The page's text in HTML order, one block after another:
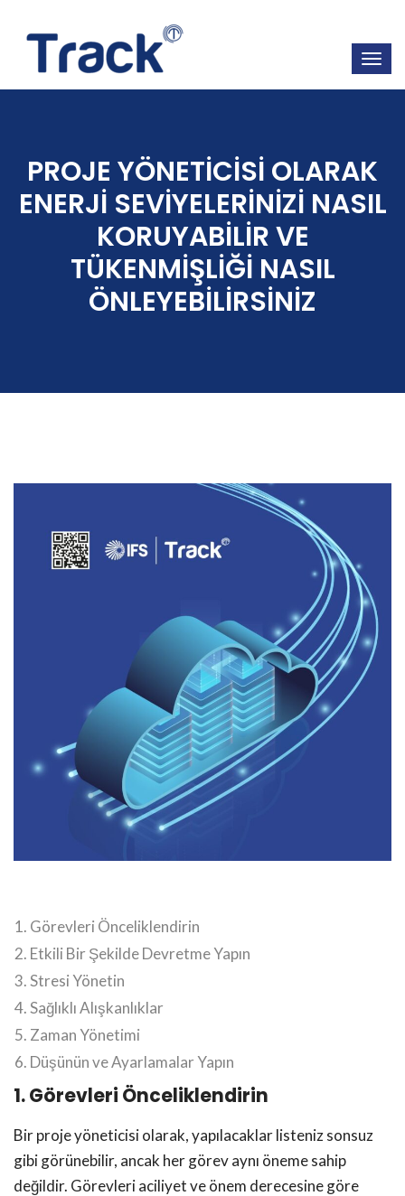
PROJE YÖNETİCİSİ OLARAK
ENERJİ SEVİYELERİNİZİ NASIL
KORUYABİLİR VE
TÜKENMİŞLİĞİ NASIL
ÖNLEYEBİLİRSİNİZ
Görevleri Önceliklendirin
Etkili Bir Şekilde Devretme Yapın
Stresi Yönetin
Sağlıklı Alışkanlıklar
Zaman Yönetimi
Düşünün ve Ayarlamalar Yapın
1. Görevleri Önceliklendirin
Bir proje yöneticisi olarak, yapılacaklar listeniz sonsuz
gibi görünebilir, ancak her görev aynı öneme sahip
değildir. Görevleri aciliyet ve önem derecesine göre